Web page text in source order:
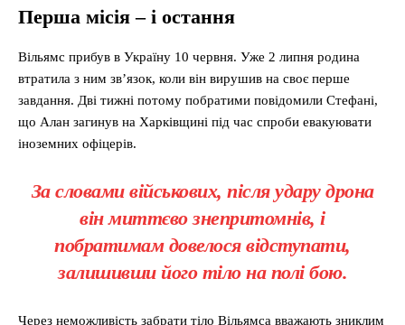
Перша місія – і остання
Вільямс прибув в Україну 10 червня. Уже 2 липня родина
втратила з ним зв’язок, коли він вирушив на своє перше
завдання. Дві тижні потому побратими повідомили Стефані,
що Алан загинув на Харківщині під час спроби евакуювати
іноземних офіцерів.
За словами військових, після удару дрона
він миттєво знепритомнів, і
побратимам довелося відступати,
залишивши його тіло на полі бою.
Через неможливість забрати тіло Вільямса вважають зниклим